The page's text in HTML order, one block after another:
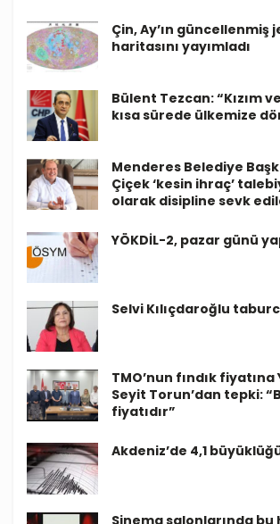
Çin, Ay’ın güncellenmiş
haritasını yayımladı
Bülent Tezcan: “Kızım
kısa sürede ülkemize
Menderes Belediye
Çiçek ‘kesin ihraç’
olarak disipline sevk
YÖKDİL-2, pazar günü
Selvi Kılıçdaroğlu
TMO’nun fındık fiyatına
Seyit Torun’dan tepki:
fiyatıdır”
Akdeniz’de 4,1
Sinema salonlarında